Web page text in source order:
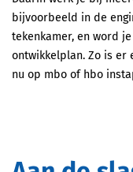
bijvoorbeeld in de
tekenkamer, en word
ontwikkelplan. Zo is er
nu op mbo of hbo